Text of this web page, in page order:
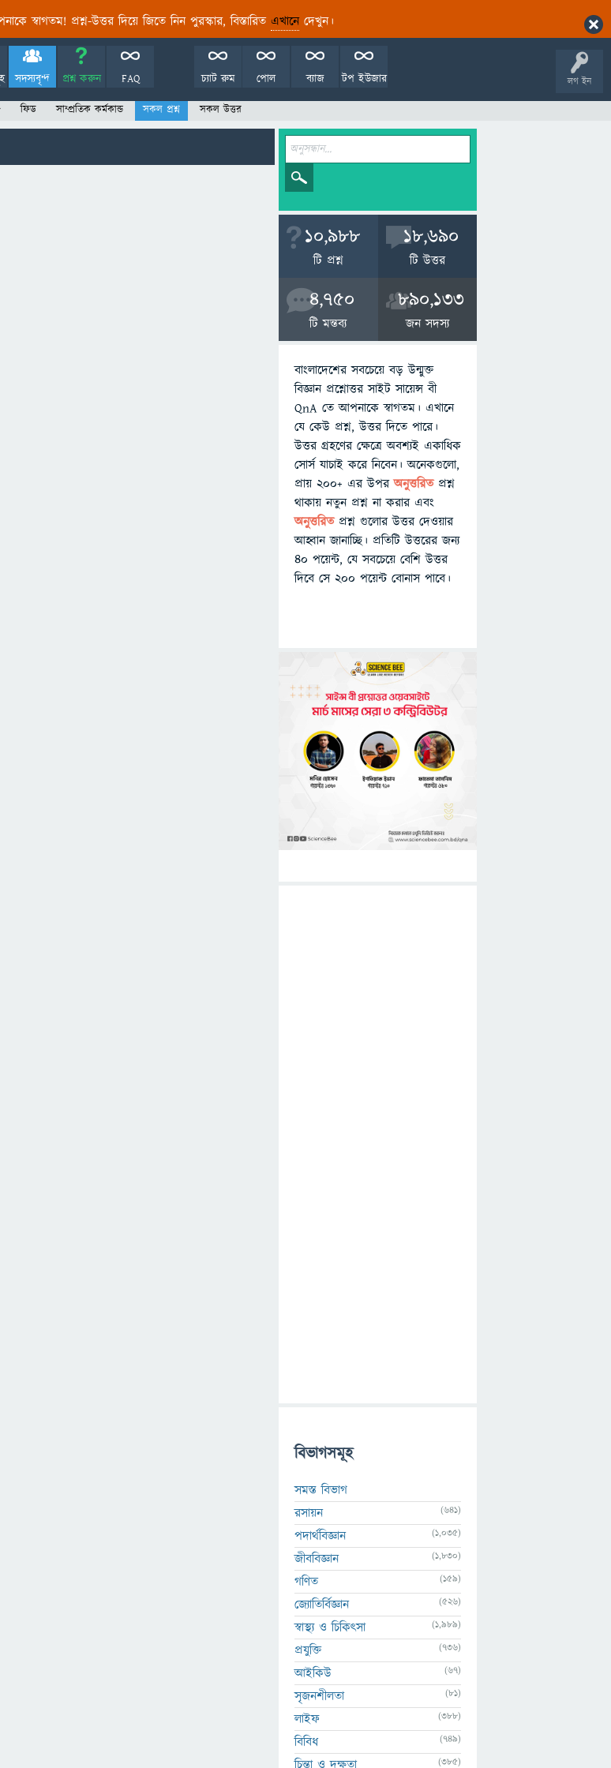
স্বাগতম! প্রশ্ন-উত্তর দিয়ে জিতে নিন পুরস্কার, বিস্তারিত এখানেদেখুন।
লগ ইন
সদস্যবৃন্দ প্রশ্ন করুন FAQ টপ ইউজার
ব্যাজ
পোল
চ্যাট রুম
ফিড সাম্প্রতিক কর্মকান্ড সকল প্রশ্ন সকল উত্তর
10,988
টি প্রশ্ন
18,690
টি উত্তর
4,750
টি মন্তব্য
890,133
জন সদস্য
বাংলাদেশের সবচেয়ে বড় উন্মুক্ত
বিজ্ঞান প্রশ্নোত্তর সাইট সায়েন্স বী
QnA তে আপনাকে স্বাগতম। এখানে
যে কেউ প্রশ্ন, উত্তর দিতে পারে।
উত্তর গ্রহণের ক্ষেত্রে অবশ্যই একাধিক
সোর্স যাচাই করে নিবেন। অনেকগুলো,
প্রায় ২০০+ এর উপরঅনুত্তরিতপ্রশ্ন
থাকায় নতুন প্রশ্ন না করার এবং
অনুত্তরিত প্রশ্ন গুলোর উত্তর দেওয়ার
আহ্বান জানাচ্ছি। প্রতিটি উত্তরের জন্য
৪০ পয়েন্ট, যে সবচেয়ে বেশি উত্তর
দিবে সে ২০০ পয়েন্ট বোনাস পাবে।
বিভাগসমূহ
সমস্ত বিভাগ
রসায়ন
(641)
পদার্থবিজ্ঞান (1,035)
জীববিজ্ঞান (1,830)
গণিত (159)
জ্যোতির্বিজ্ঞান (526)
স্বাস্থ্য ও চিকিৎসা (1,989)
প্রযুক্তি (736)
আইকিউ (67)
সৃজনশীলতা (81)
লাইফ (388)
বিবিধ (749)
চিন্তা ও দক্ষতা (385)